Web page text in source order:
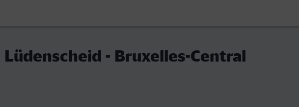
Lüdenscheid - Bruxelles-Central